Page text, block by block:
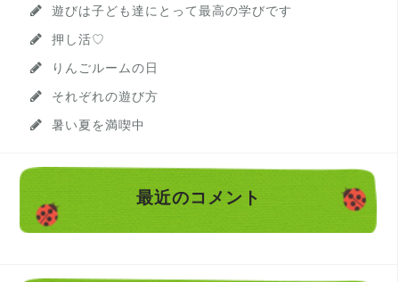
遊びは子ども達にとって最高の学びです
押し活♡
りんごルームの日
それぞれの遊び方
暑い夏を満喫中
最近のコメント